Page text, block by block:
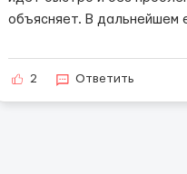
объясняет. В дальнейшем
2 Ответить